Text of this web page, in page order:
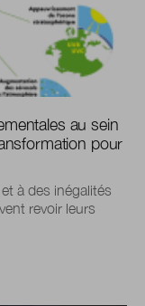
au sein
pour
à des inégalités
revoir leurs